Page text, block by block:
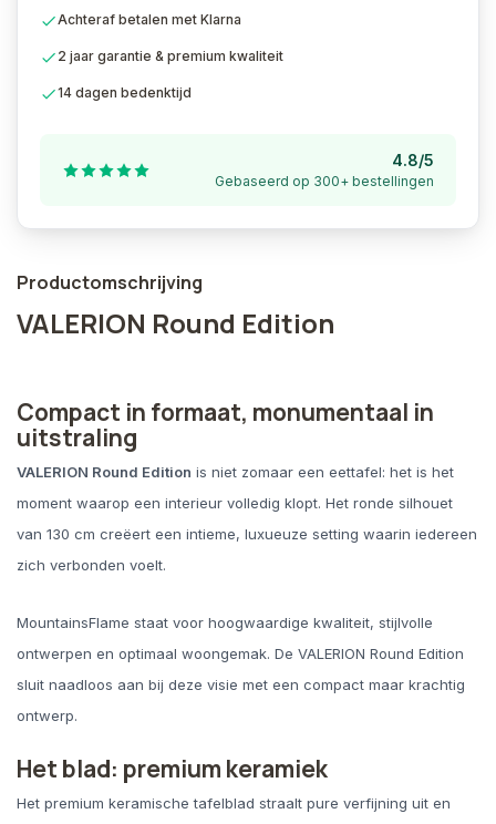
Achteraf betalen met Klarna
2 jaar garantie & premium kwaliteit
14 dagen bedenktijd
4.8/5
Gebaseerd op 300+ bestellingen
Productomschrijving
VALERION Round Edition
Compact in formaat, monumentaal in
uitstraling
VALERION Round Edition is niet zomaar een eettafel: het is het
moment waarop een interieur volledig klopt. Het ronde silhouet
van 130 cm creëert een intieme, luxueuze setting waarin iedereen
zich verbonden voelt.
MountainsFlame staat voor hoogwaardige kwaliteit, stijlvolle
ontwerpen en optimaal woongemak. De VALERION Round Edition
sluit naadloos aan bij deze visie met een compact maar krachtig
ontwerp.
Het blad: premium keramiek
Het premium keramische tafelblad straalt pure verfijning uit en